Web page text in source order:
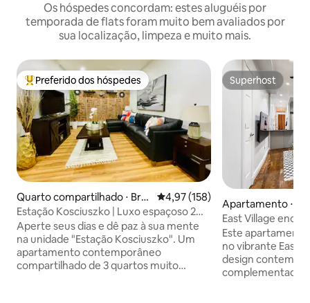
Os hóspedes concordam: estes aluguéis por
temporada de flats foram muito bem avaliados por
sua localização, limpeza e muito mais.
Entre os melhores preferidos dos hóspedes
Preferido dos hóspedes
Quarto compartilhado ⋅ Bro
oklyn
4,97 de uma avaliação média de
4,97 (158)
Estação Kosciuszko | Luxo espaçoso 2
camas +escritório
Aperte seus dias e dê paz à sua mente
na unidade "Estação Kosciuszko". Um
apartamento contemporâneo
compartilhado de 3 quartos muito
Superhost
Superhost
Apartamento ⋅
East Village
Este
no vibrante East
design
complementado